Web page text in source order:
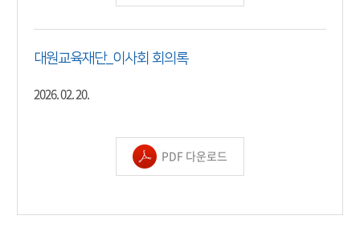
대원교육재단_이사회 회의록
2026. 02. 20.
PDF 다운로드